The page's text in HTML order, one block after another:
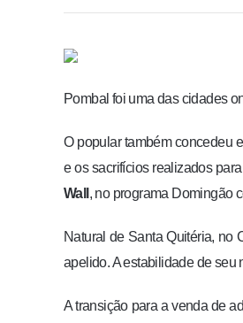
Pombal foi uma das cidades
O popular também concedeu
e os sacrifícios realizados
Wall , no programa Domingão
Natural de Santa Quitéria, no
apelido. A estabilidade de seu
A transição para a venda de